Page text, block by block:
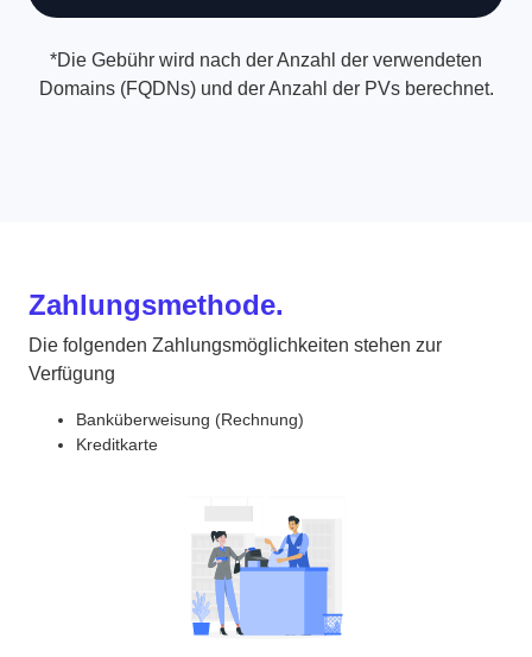
*Die Gebühr wird nach der Anzahl der verwendeten
Domains (FQDNs) und der Anzahl der PVs berechnet.
Zahlungsmethode.
Die folgenden Zahlungsmöglichkeiten stehen zur
Verfügung
Banküberweisung (Rechnung)
Kreditkarte